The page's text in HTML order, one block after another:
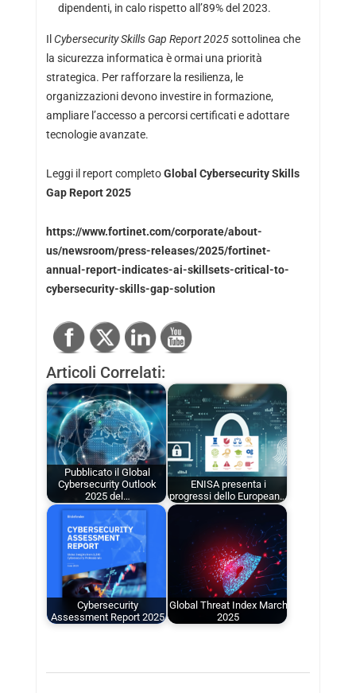
dipendenti, in calo rispetto all’89% del 2023.
Il Cybersecurity Skills Gap Report 2025sottolinea che
la sicurezza informatica è ormai una priorità
strategica. Per rafforzare la resilienza, le
organizzazioni devono investire in formazione,
ampliare l’accesso a percorsi certificati e adottare
tecnologie avanzate.
Leggi il report completoGlobal Cybersecurity Skills
Gap Report 2025
https://www.fortinet.com/corporate/about-
us/newsroom/press-releases/2025/fortinet-
annual-report-indicates-ai-skillsets-critical-to-
cybersecurity-skills-gap-solution
Articoli Correlati:
Pubblicato il Global
Cybersecurity Outlook
2025 del…
ENISA presenta i
progressi dello European…
Cybersecurity
Assessment Report 2025
Global Threat Index March
2025